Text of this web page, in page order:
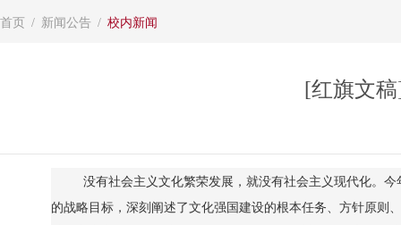
首页 / 新闻公告 / 校内新闻
[红旗文
没有社会主义文化繁荣发展，就没有社会主义现代化。
的战略目标，深刻阐述了文化强国建设的根本任务、方针原则